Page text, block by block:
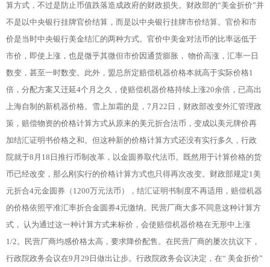
算方式，不过是防止币值跌落造成政府的财政损失。财政部的“美金折价”并
不是以中央银行挂牌官价结算，而是以中央银行挂牌市价结算。官价和市
价是当时中央银行美金结汇的两种方式。官价中美金对法币的比率远低于
市价，即使上涨，也是微乎其微但市价因通货膨胀， 物价高涨，汇率一日
数变，甚至一时数变。此外，盟总所定赔偿机器价格本就高于实际价格1
倍，分配方案又迁延4个月之久，使赔偿机器价格持续上涨20余倍，已高出
上海自制的新机器价格。雪上加霜的是，7月22日，财政部改变外汇管理政
策，赔偿物资的价格计算方式从原来的美元折合法币，变成以美元牌价再
加结汇证明书价格之和。但这种新的价格计算方式还没有实行多久，行政
院就于8月18日推行币制改革，以金圆券取代法币。既然用于计算价格的货
币已经改变，那么刚实行的价格计算方式也只得再次改变。财政部规定1美
元折合4元金圆券（1200万元法币），结汇证明书制度不再适用，赔偿机器
的价格依照平准汇率折合金圆券4元缴纳。民营厂商大多不同意这种计算方
式， 认为通过这一种计算方式来标价，会使赔偿机器价格在无形中上涨
1/2。民营厂商均感价格太高，要求降价配售。在民营厂商的屡次抗议下，
行政院政务会议在9月29日做出让步。行政院政务会议决定，在“ 美金折价”